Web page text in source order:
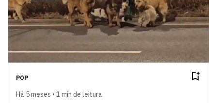
POP
Há 5 meses • 1 min de leitura